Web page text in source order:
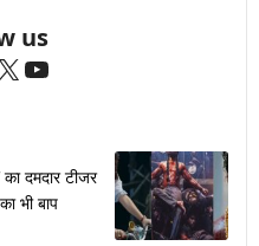
us
YouTube
दमदार टीजर
भी बाप